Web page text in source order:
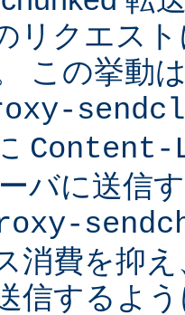
リクエス
この挙動
sendcl
Content-
バに送信
消費を抑
信するよ